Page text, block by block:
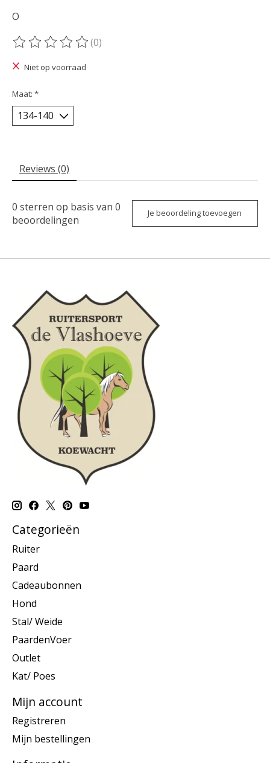
O
De beoordeling van dit product is
(0)
Niet op voorraad
Maat: *
Reviews (0)
0 sterren op basis van 0
beoordelingen
Je beoordeling toevoegen
Categorieën
Ruiter
Paard
Cadeaubonnen
Hond
Stal/ Weide
PaardenVoer
Outlet
Kat/ Poes
Mijn account
Registreren
Mijn bestellingen